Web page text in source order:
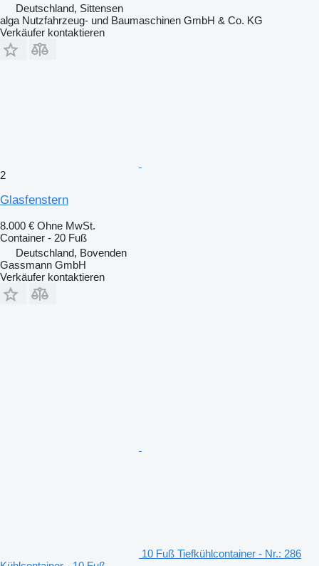
Deutschland, Sittensen
alga Nutzfahrzeug- und Baumaschinen GmbH & Co. KG
Verkäufer kontaktieren
2
Glasfenstern
8.000 € Ohne MwSt.
Container - 20 Fuß
Deutschland, Bovenden
Gassmann GmbH
Verkäufer kontaktieren
10 Fuß Tiefkühlcontainer - Nr.: 286